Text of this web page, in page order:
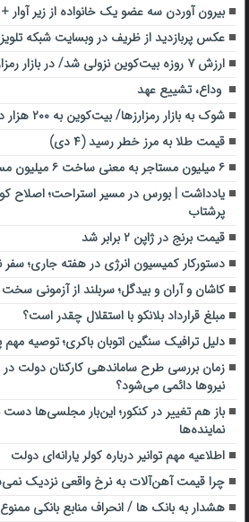
بیرون آوردن سه عضو یک خانواده از زیر آوار +
عکس پربازدید از ظریف در وبسایت شبکه
ارزش ۷ روزه بیت‌کوین نزولی شد/ در بازار رمزارزها چه خبر است؟
وداع، تشییع عهد
شوک به بازار رمزارزها/ بیت‌کوین به ۲۰۰ هزار دلار می‌رسد!
قیمت طلا به مرز خطر رسید (۴ دی)
۶ میلیون مستاجر به معنی ساخت ۶ میلیون مسکن نیست
یادداشت | بورس در مسیر استراحت؛ اصلاح
پرشتاب
قیمت برنج در ژاپن ۲ برابر شد
دستورکار کمیسیون انرژی در هفته جاری؛ سفر
کاشان و آران و بیدگل؛ سربلند از آزمونی سخت
مبلغ قرارداد بلانکو با استقلال چقدر است؟
دلیل ترافیک سنگین اتوبان باکری؛ توصیه مهم
زمان بررسی طرح ساماندهی کارکنان دولت در
نیرو‌ها دائمی می‌شود؟
باز هم تغییر در کنکور؛ این‌بار مجلسی‌ها
نماینده‌ها
اطلاعیه مهم توانیر درباره کولر یارانه‌ای دولت
چرا قیمت آهن‌آلات به نرخ واقعی نزدیک
هشدار به بانک ها / انحراف منابع بانکی ممنوع!